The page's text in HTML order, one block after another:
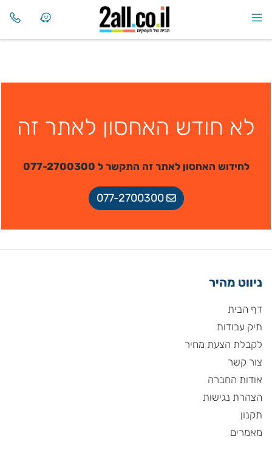
לא חודש האחסון לאתר זה
לחידוש האחסון לאתר זה התקשר ל 077-2700300
077-2700300
ניווט מהיר
דף הבית
תיק עבודות
לקבלת הצעת מחיר
צור קשר
אודות החברה
הצהרת נגישות
תקנון
מאמרים